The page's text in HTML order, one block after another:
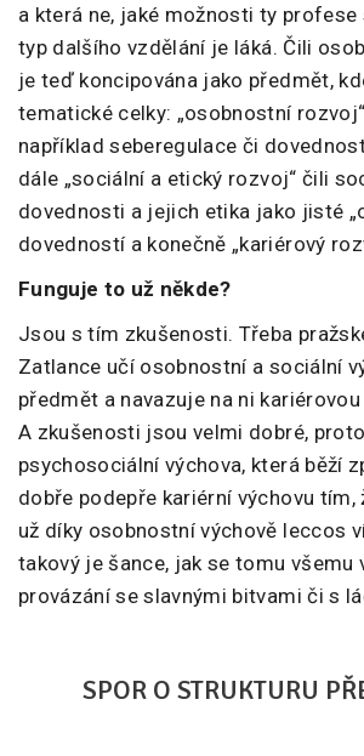
a která ne, jaké možnosti ty
typ dalšího vzdělání je láká. Čili
je teď koncipována jako předmět,
tematické celky: „osobnostní
například seberegulace či
dále „sociální a etický rozvoj“ čili
dovednosti a jejich etika jako jisté
dovedností a konečně „kariérový
Funguje to už někde?
Jsou s tím zkušenosti. Třeba
Zatlance učí osobnostní a sociální
předmět a navazuje na ni kariérovou
A zkušenosti jsou velmi dobré,
psychosociální výchova, která běží
dobře podepře kariérní výchovu tím,
už díky osobnostní výchově leccos
takový je šance, jak se tomu všemu
provázání se slavnými bitvami či s
SPOR O STRUKTURU